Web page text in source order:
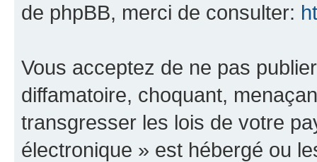
de phpBB, merci de consulter:
Vous acceptez de ne pas
diffamatoire, choquant,
transgresser les lois de votre
électronique » est hébergé ou